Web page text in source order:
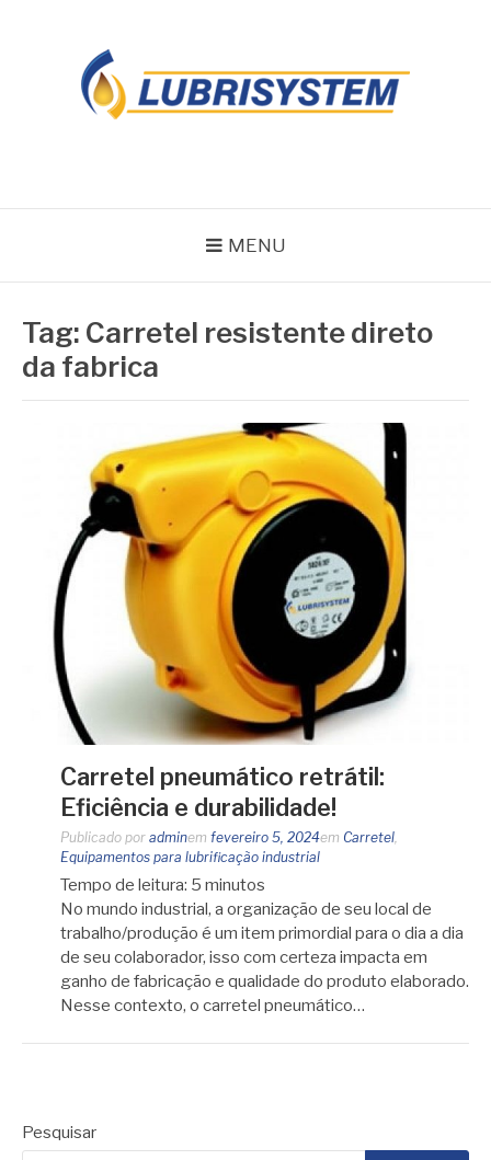
MENU
Tag: Carretel resistente direto
da fabrica
Carretel pneumático retrátil:
Eficiência e durabilidade!
Publicado por adminem fevereiro 5, 2024em Carretel,
Equipamentos para lubrificação industrial
Tempo de leitura: 5 minutos
No mundo industrial, a organização de seu local de
trabalho/produção é um item primordial para o dia a dia
de seu colaborador, isso com certeza impacta em
ganho de fabricação e qualidade do produto elaborado.
Nesse contexto, o carretel pneumático…
Pesquisar